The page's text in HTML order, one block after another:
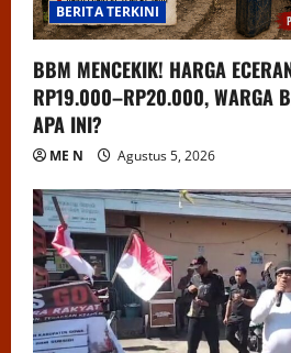
BERITA TERKINI
BBM MENCEKIK! HARGA
RP19.000–RP20.000, WARGA
APA INI?
ME N Agustus 5, 2026